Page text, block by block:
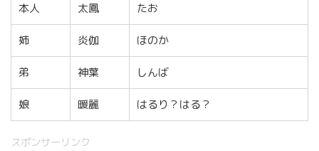
本人 太鳳 たお
姉 炎伽 ほのか
弟 神葉 しんば
娘 暖麗 はるり？はる？
スポンサーリンク